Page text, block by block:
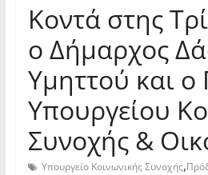
Κοντά στης
ο Δήμαρχος
Υμηττού και ο
Υπουργείου
Συνοχής &
Υπουργείο Κοινωνικής Συνοχής,